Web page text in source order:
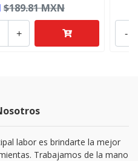
$189.81 MXN
+ -
labor es brindarte la mejor
Trabajamos de la mano